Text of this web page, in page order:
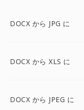
DOCX から JPG に
DOCX から XLS に
DOCX から JPEG に